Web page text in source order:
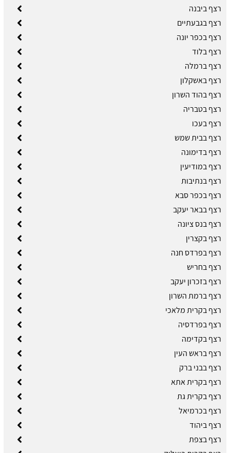
רצף ביבנה
רצף בגבעתיים
רצף בכפר יונה
רצף בלוד
רצף ברמלה
רצף באשקלון
רצף בהוד השרון
רצף בטבריה
רצף בעכו
רצף בבית שמש
רצף בדימונה
רצף במודיעין
רצף בנתיבות
רצף בכפר סבא
רצף בבאר יעקב
רצף בנס ציונה
רצף בקצרין
רצף בפרדס חנה
רצף בחריש
רצף בזכרון יעקב
רצף ברמת השרון
רצף בקרית מלאכי
רצף בפרדסיה
רצף בקדימה
רצף בראש העין
רצף בבני ברק
רצף בקרית אתא
רצף בקרית גת
רצף בכרמיאל
רצף ביהוד
רצף בצפת